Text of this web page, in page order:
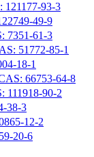
93-3
49-9
7351-61-3
51772-85-1
18-1
66753-64-8
90-2
38-3
12-2
20-6